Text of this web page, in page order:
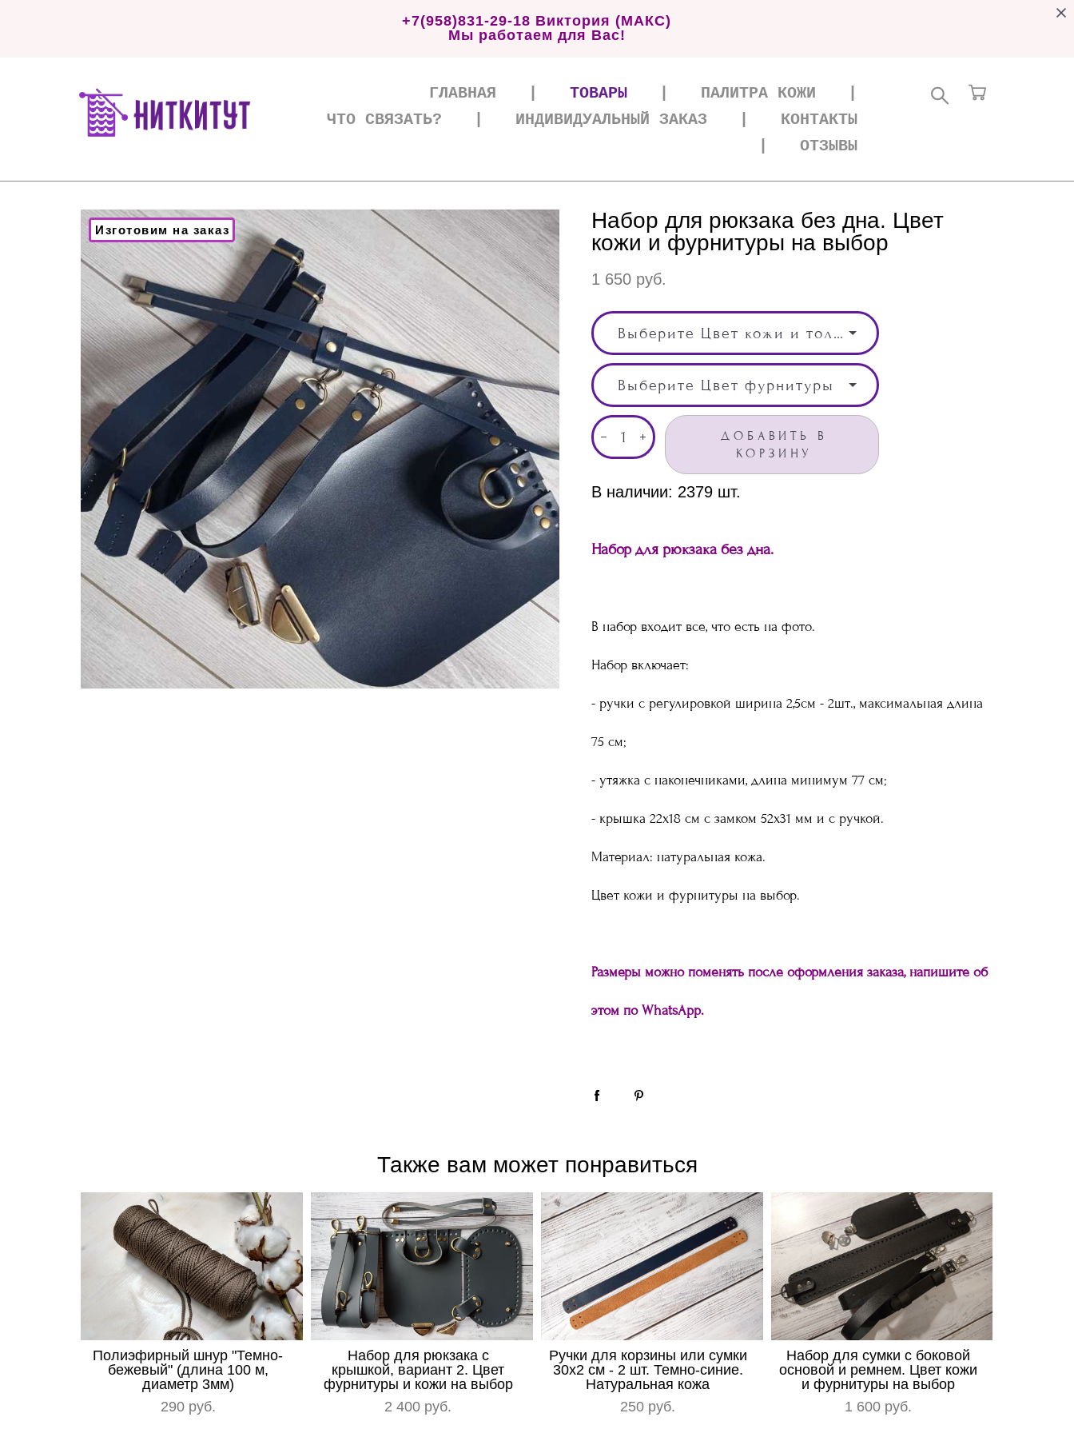
+7(958)831-29-18 Виктория (МАКС)
Мы работаем для Вас!
ГЛАВНАЯ ТОВАРЫ ПАЛИТРА КОЖИ
ЧТО СВЯЗАТЬ?
ИНДИВИДУАЛЬНЫЙ ЗАКАЗ
КОНТАКТЫ
ОТЗЫВЫ
Изготовим на заказ
Набор для рюкзака без дна. Цвет
кожи и фурнитуры на выбор
1 650 pуб.
Выберите Цвет кожи и толщина кожи, Цвет
Выберите Цвет фурнитуры
В наличии: 2379 шт.
ДОБАВИТЬ В
КОРЗИНУ
Набор для рюкзака без дна.
В набор входит все, что есть на фото.
Набор включает:
- ручки с регулировкой ширина 2,5см - 2шт., максимальная длина
75 см;
- утяжка с наконечниками, длина минимум 77 см;
- крышка 22х18 см с замком 52х31 мм и с ручкой.
Материал: натуральная кожа.
Цвет кожи и фурнитуры на выбор.
Размеры можно поменять после оформления заказа, напишите об
этом по WhatsApp.
Также вам может понравиться
Полиэфирный шнур "Темно-
бежевый" (длина 100 м,
диаметр 3мм)
290 pуб.
Набор для рюкзака с
крышкой, вариант 2. Цвет
фурнитуры и кожи на выбор
2 400 pуб.
Ручки для корзины или сумки
30х2 см - 2 шт. Темно-синие.
Натуральная кожа
250 pуб.
Набор для сумки с боковой
основой и ремнем. Цвет кожи
и фурнитуры на выбор
1 600 pуб.